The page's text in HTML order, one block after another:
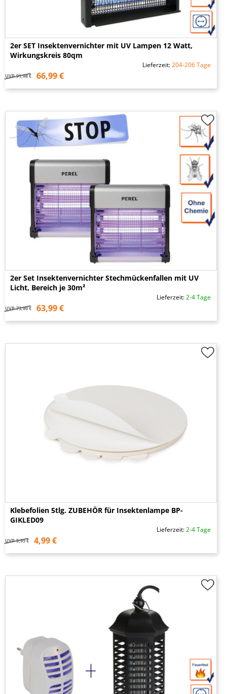
2er SET Insektenvernichter mit UV Lampen 12 Watt,
Wirkungskreis 80qm
Lieferzeit:204-206 Tage
UVP 91,98 € 66,99 €
2er Set Insektenvernichter Stechmückenfallen mit UV
Licht, Bereich je 30m²
Lieferzeit:2-4 Tage
UVP 73,90 € 63,99 €
Klebefolien 5tlg. ZUBEHÖR für Insektenlampe BP-
GIKLED09
Lieferzeit:2-4 Tage
UVP 5,95 € 4,99 €